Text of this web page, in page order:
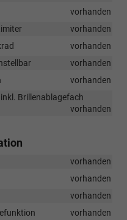
vorhanden
vorhanden
vorhanden
vorhanden
vorhanden
Brillenablagefach
vorhanden
vorhanden
vorhanden
vorhanden
vorhanden